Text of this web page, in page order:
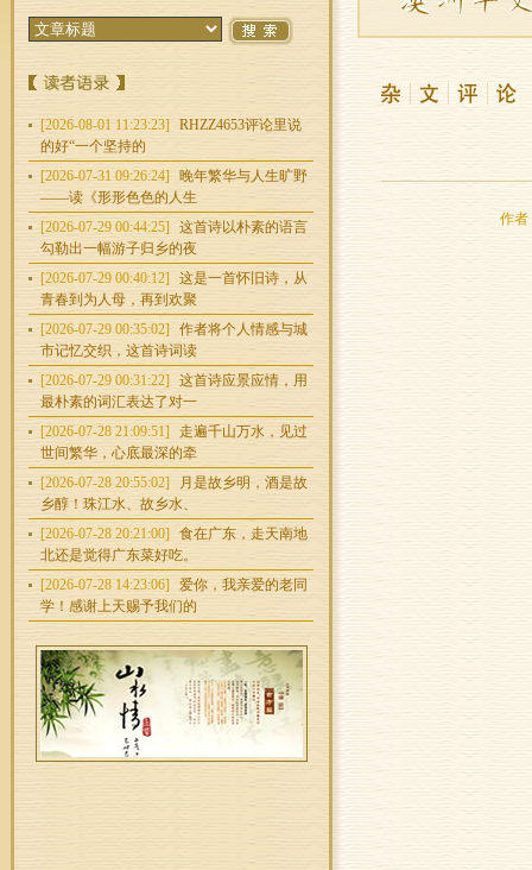
[2026-08-01 11:23:23]
RHZZ4653评论里说
的好“一个坚持的
[2026-07-31 09:26:24]
晚年繁华与人生旷野
——读《形形色色的人生
[2026-07-29 00:44:25]
这首诗以朴素的语言
勾勒出一幅游子归乡的夜
[2026-07-29 00:40:12]
这是一首怀旧诗，从
青春到为人母，再到欢聚
[2026-07-29 00:35:02]
作者将个人情感与城
市记忆交织，这首诗词读
[2026-07-29 00:31:22]
这首诗应景应情，用
最朴素的词汇表达了对一
[2026-07-28 21:09:51]
走遍千山万水，见过
世间繁华，心底最深的牵
[2026-07-28 20:55:02]
月是故乡明，酒是故
乡醇！珠江水、故乡水、
[2026-07-28 20:21:00]
食在广东，走天南地
北还是觉得广东菜好吃。
[2026-07-28 14:23:06]
爱你，我亲爱的老同
学！感谢上天赐予我们的
作者